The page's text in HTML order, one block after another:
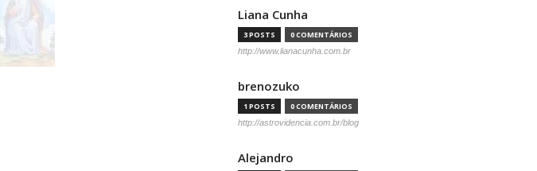
Liana Cunha
3 POSTS 0 COMENTÁRIOS
http://www.lianacunha.com.br
brenozuko
1 POSTS 0 COMENTÁRIOS
http://astrovidencia.com.br/blog
Alejandro